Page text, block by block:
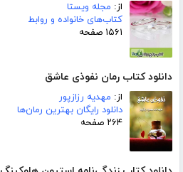
از: مجله ویستا
کتاب‌های خانواده و روابط
۱۵۶۱ صفحه
دانلود کتاب رمان نفوذی عاشق
از: مهدیه رزازپور
دانلود رایگان بهترین رمان‌ها
۲۶۴ صفحه